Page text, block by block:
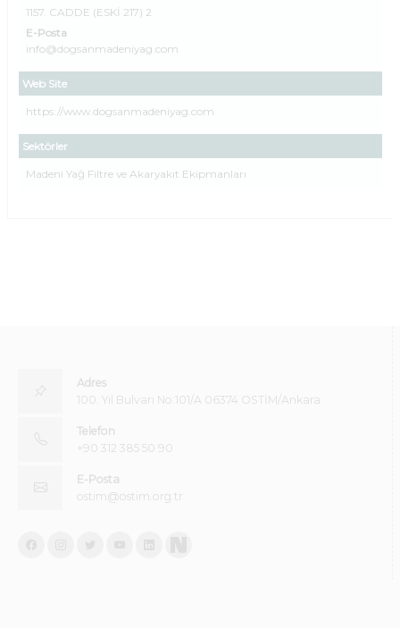
1157. CADDE (ESKİ 217) 2
E-Posta
info@dogsanmadeniyag.com
Web Site
https://www.dogsanmadeniyag.com
Sektörler
Madeni Yağ Filtre ve Akaryakıt Ekipmanları
Adres
100. Yıl Bulvarı No:101/A 06374 OSTİM/Ankara
Telefon
+90 312 385 50 90
E-Posta
ostim@ostim.org.tr